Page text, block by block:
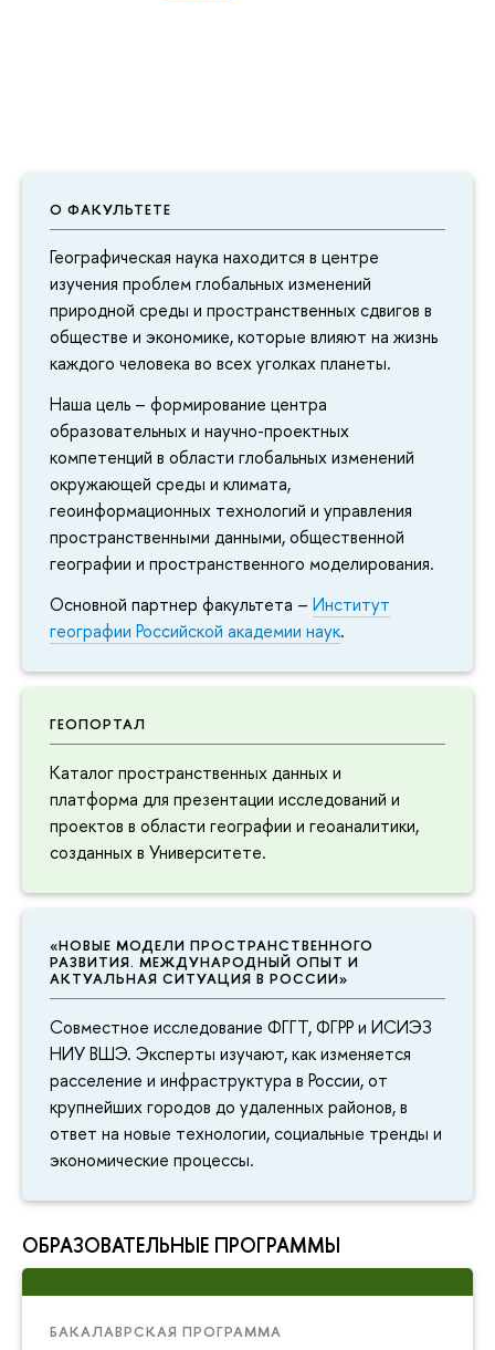
О ФАКУЛЬТЕТЕ
Географическая наука находится в центре
изучения проблем глобальных изменений
природной среды и пространственных сдвигов в
обществе и экономике, которые влияют на жизнь
каждого человека во всех уголках планеты.
Наша цель – формирование центра
образовательных и научно-проектных
компетенций в области глобальных изменений
окружающей среды и климата,
геоинформационных технологий и управления
пространственными данными, общественной
географии и пространственного моделирования.
Основной партнер факультета – Институт
географии Российской академии наук.
ГЕОПОРТАЛ
Каталог пространственных данных и
платформа для презентации исследований и
проектов в области географии и геоаналитики,
созданных в Университете.
«НОВЫЕ МОДЕЛИ ПРОСТРАНСТВЕННОГО
РАЗВИТИЯ. МЕЖДУНАРОДНЫЙ ОПЫТ И
АКТУАЛЬНАЯ СИТУАЦИЯ В РОССИИ»
Совместное исследование ФГГТ, ФГРР и ИСИЭЗ
НИУ ВШЭ. Эксперты изучают, как изменяется
расселение и инфраструктура в России, от
крупнейших городов до удаленных районов, в
ответ на новые технологии, социальные тренды и
экономические процессы.
ОБРАЗОВАТЕЛЬНЫЕ ПРОГРАММЫ
БАКАЛАВРСКАЯ ПРОГРАММА